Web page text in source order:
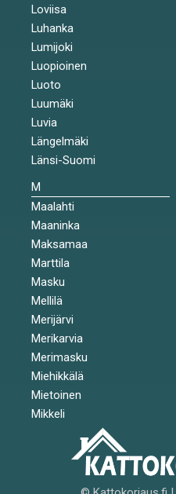
Loviisa
Luhanka
Lumijoki
Luopioinen
Luoto
Luumäki
Luvia
Längelmäki
Länsi-Suomi
M
Maalahti
Maaninka
Maksamaa
Marttila
Masku
Mellilä
Merijärvi
Merikarvia
Merimasku
Miehikkälä
Mietoinen
Mikkeli